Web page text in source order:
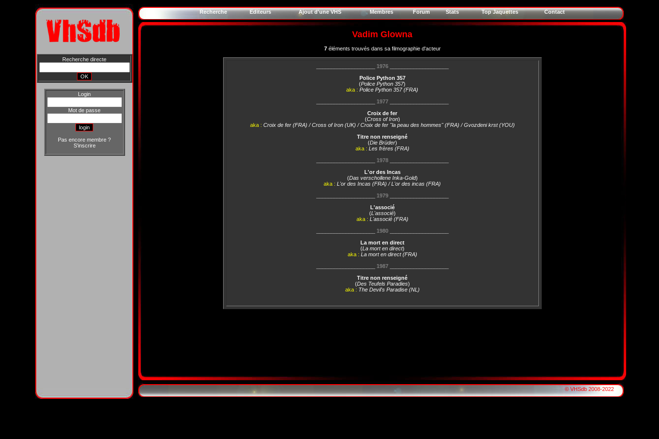
Recherche directe
Login
Mot de passe
Pas encore membre ?
S'inscrire
Recherche Editeurs Ajout d'une VHS Membres Forum Stats Top Jaquettes Contact
Vadim Glowna
7éléments trouvés dans sa filmographie d'acteur
1976____________________
Police Python 357
(Police Python 357)
aka : Police Python 357 (FRA)
1977____________________
Croix de fer
(Cross of Iron)
aka : Croix de fer (FRA) / Cross of Iron (UK) / Croix de fer "la peau des hommes" (FRA) / Gvozdeni krst (YOU)
Titre non renseigné
(Die Brüder)
aka : Les frères (FRA)
1978____________________
L'or des Incas
(Das verschollene Inka-Gold)
aka : L'or des Incas (FRA) / L'or des incas (FRA)
1979____________________
L'associé
(L'associé)
aka : L'associé (FRA)
1980____________________
La mort en direct
(La mort en direct)
aka : La mort en direct (FRA)
1987____________________
Titre non renseigné
(Des Teufels Paradies)
aka : The Devil's Paradise (NL)
© VHSdb 2008-2022